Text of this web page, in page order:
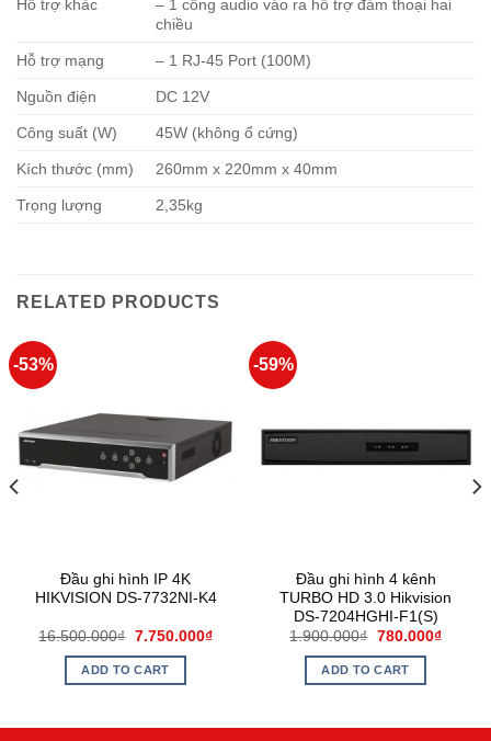
Hỗ trợ khác
– 1 cổng audio vào ra hỗ trợ đàm thoại hai
chiều
Hỗ trợ mạng – 1 RJ-45 Port (100M)
Nguồn điện DC 12V
Công suất (W) 45W (không ổ cứng)
Kích thước (mm) 260mm x 220mm x 40mm
Trọng lượng 2,35kg
RELATED PRODUCTS
-53%
Đầu ghi hình IP 4K
HIKVISION DS-7732NI-K4
16.500.000₫ 7.750.000₫
ADD TO CART
-59%
Đầu ghi hình 4 kênh
TURBO HD 3.0 Hikvision
DS-7204HGHI-F1(S)
1.900.000₫ 780.000₫
ADD TO CART